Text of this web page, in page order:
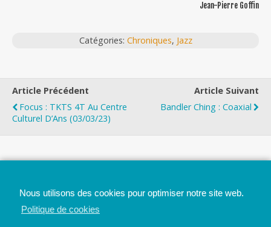
Jean-Pierre Goffin
Catégories: Chroniques, Jazz
Article Précédent
Focus : TKTS 4T Au Centre
Culturel D’Ans (03/03/23)
Article Suivant
Bandler Ching : Coaxial
Nous utilisons des cookies pour optimiser notre site web.
Politique de cookies